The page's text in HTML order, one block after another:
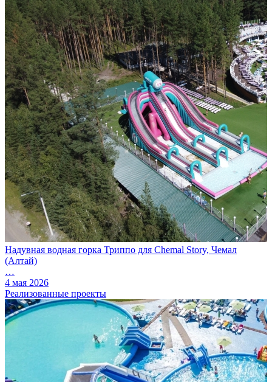
Надувная водная горка Триппо для Chemal Story, Чемал
(Алтай)
…
4 мая 2026
Реализованные проекты